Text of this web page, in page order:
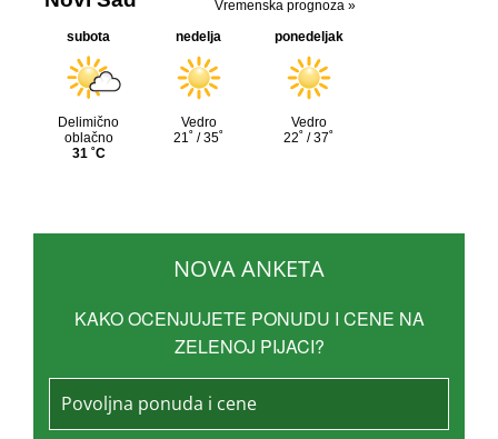
NOVA ANKETA
KAKO OCENJUJETE PONUDU I CENE NA
ZELENOJ PIJACI?
Povoljna ponuda i cene